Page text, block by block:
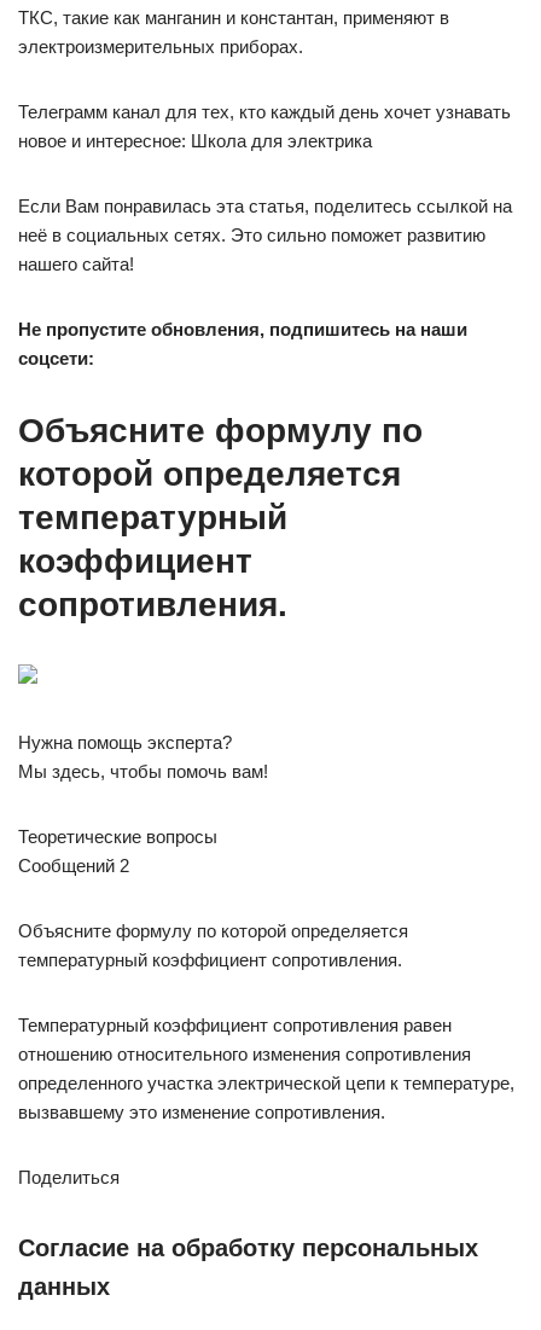
ТКС, такие как манганин и константан, применяют в
электроизмерительных приборах.
Телеграмм канал для тех, кто каждый день хочет узнавать
новое и интересное: Школа для электрика
Если Вам понравилась эта статья, поделитесь ссылкой на
неё в социальных сетях. Это сильно поможет развитию
нашего сайта!
Не пропустите обновления, подпишитесь на наши
соцсети:
Объясните формулу по
которой определяется
температурный
коэффициент
сопротивления.
Нужна помощь эксперта?
Мы здесь, чтобы помочь вам!
Теоретические вопросы
Сообщений 2
Объясните формулу по которой определяется
температурный коэффициент сопротивления.
Температурный коэффициент сопротивления равен
отношению относительного изменения сопротивления
определенного участка электрической цепи к температуре,
вызвавшему это изменение сопротивления.
Поделиться
Согласие на обработку персональных
данных